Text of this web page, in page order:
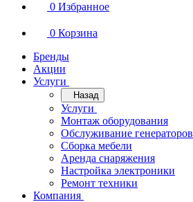
0 Избранное
0 Корзина
Бренды
Акции
Услуги
Назад
Услуги
Монтаж оборудования
Обслуживание генераторов
Сборка мебели
Аренда снаряжения
Настройка электроники
Ремонт техники
Компания